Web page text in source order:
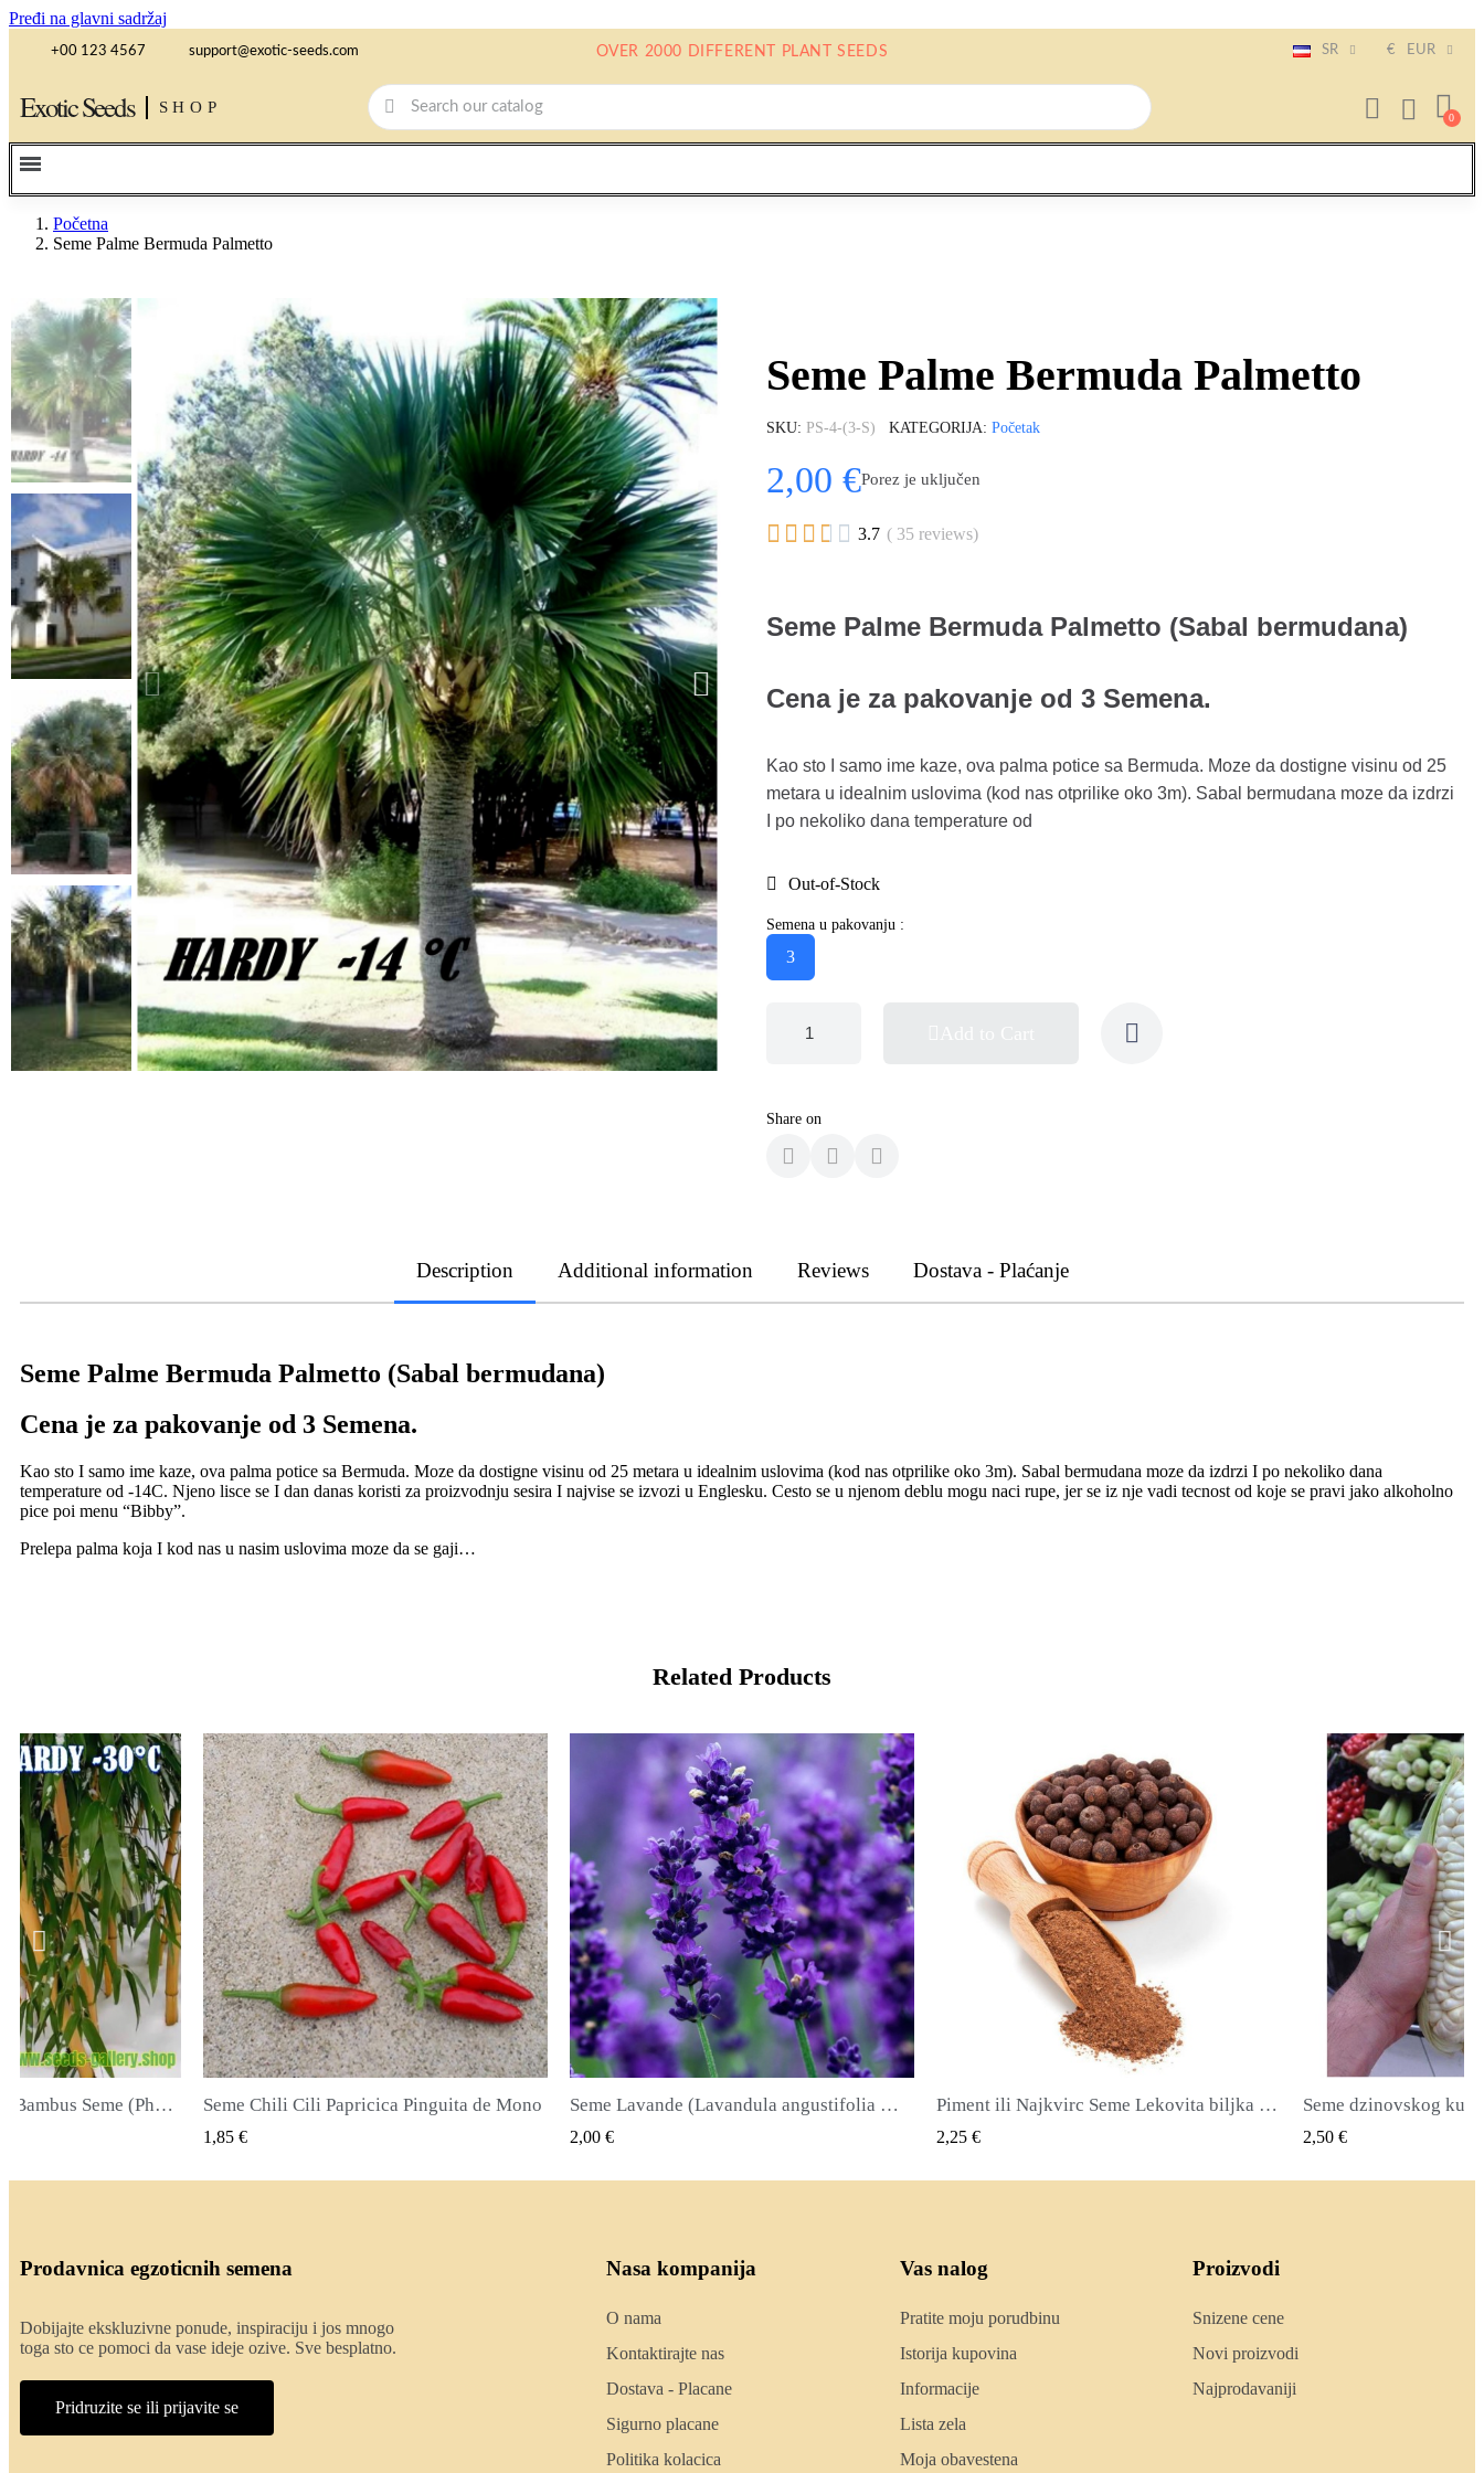
Pređi na glavni sadržaj
+00 123 4567 support@exotic-seeds.com OVER 2000 DIFFERENT PLANT SEEDS SR € EUR
Exotic Seeds SHOP
Početna
Seme Palme Bermuda Palmetto
Seme Palme Bermuda Palmetto
SKU PS-4-(3-S) KATEGORIJA Početak
2,00 €Porez je uključen
     3.7 ( 35 reviews)
Seme Palme Bermuda Palmetto (Sabal bermudana)
Cena je za pakovanje od 3 Semena.
Kao sto I samo ime kaze, ova palma potice sa Bermuda. Moze da dostigne visinu od 25
metara u idealnim uslovima (kod nas otprilike oko 3m). Sabal bermudana moze da izdrzi
I po nekoliko dana temperature od
Out-of-Stock
Semena u pakovanju :
3
Share on
Description Additional information Reviews Dostava - Plaćanje
Seme Palme Bermuda Palmetto (Sabal bermudana)
Cena je za pakovanje od 3 Semena.
Kao sto I samo ime kaze, ova palma potice sa Bermuda. Moze da dostigne visinu od 25 metara u idealnim uslovima (kod nas otprilike oko 3m). Sabal bermudana moze da izdrzi I po nekoliko dana
temperature od -14C. Njeno lisce se I dan danas koristi za proizvodnju sesira I najvise se izvozi u Englesku. Cesto se u njenom deblu mogu naci rupe, jer se iz nje vadi tecnost od koje se pravi jako alkoholno
pice poi menu “Bibby”.
Prelepa palma koja I kod nas u nasim uslovima moze da se gaji…
Related Products
VIEW
Pinguita de Mono QUICK VIEW Seme Lavande (Lavandula angustifolia Mill)
2,00 €
QUICK VIEW
2,25 €
QUICK VIEW
Seme dzinovskog kukuruza Cuzco - Cusco
2,50 € 2,40 €
Prodavnica egzoticnih semena
Dobijajte ekskluzivne ponude, inspiraciju i jos mnogo
toga sto ce pomoci da vase ideje ozive. Sve besplatno.
Pridruzite se ili prijavite se
Nasa kompanija
O nama
Kontaktirajte nas
Dostava - Placane
Sigurno placane
Politika kolacica
Vas nalog
Pratite moju porudbinu
Istorija kupovina
Informacije
Lista zela
Moja obavestena
Proizvodi
Snizene cene
Novi proizvodi
Najprodavaniji